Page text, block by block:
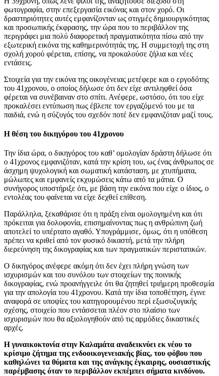
φωτογραφία, στην επεξεργασία εικόνας και στον χορό. Οι
δραστηριότητες αυτές εμφανίζονταν ως στιγμές δημιουργικότητας
και προσωπικής έκφρασης, την ώρα που το περιβάλλον της
περιγράφει μια πολύ διαφορετική πραγματικότητα πίσω από την
εξωτερική εικόνα της καθημερινότητάς της. Η συμμετοχή της στη
σχολή χορού φέρεται, επίσης, να προκαλούσε ζήλια και νέες
εντάσεις.
Στοιχεία για την εικόνα της οικογένειας μετέφερε και ο εργοδότης
του 41χρονου, ο οποίος δήλωσε ότι δεν είχε αντιληφθεί όσα
φέρεται να συνέβαιναν στο σπίτι. Ανέφερε, ωστόσο, ότι του είχε
προκαλέσει εντύπωση πως έβλεπε τον εργαζόμενό του με τα
παιδιά, ενώ η σύζυγός του σχεδόν ποτέ δεν εμφανιζόταν μαζί τους.
Η θέση του δικηγόρου του 41χρονου
Την ίδια ώρα, ο δικηγόρος του καθ’ ομολογίαν δράστη δήλωσε ότι
ο 41χρονος εμφανιζόταν, κατά την κρίση του, ως ένας άνθρωπος σε
άσχημη ψυχολογική και σωματική κατάσταση, με χτυπήματα,
μώλωπες και εμφανείς εκχυμώσεις κάτω από τα μάτια. Ο
συνήγορος υποστήριξε ότι, με βάση την εικόνα που είχε ο ίδιος, ο
εντολέας του φαίνεται να είχε δεχθεί επίθεση.
Παράλληλα, ξεκαθάρισε ότι η πράξη είναι ομολογημένη και ότι
πρόκειται για δολοφονία, επισημαίνοντας πως η ανθρώπινη ζωή
αποτελεί το υπέρτατο αγαθό. Υπογράμμισε, όμως, ότι η υπόθεση
πρέπει να κριθεί από τον φυσικό δικαστή, μετά την πλήρη
διερεύνηση της δικογραφίας και των πραγματικών περιστατικών.
Ο δικηγόρος ανέφερε ακόμη ότι δεν έχει πλήρη γνώση των
ισχυρισμών και του συνόλου των στοιχείων της ποινικής
δικογραφίας, ενώ προανήγγειλε ότι θα ζητηθεί τριήμερη προθεσμία
για την απολογία του 41χρονου. Κατά την ίδια τοποθέτηση, έγινε
αναφορά σε υποψίες του κατηγορουμένου περί εξωσυζυγικής
σχέσης, στοιχείο που εντάσσεται πλέον στο πλαίσιο των
ισχυρισμών που θα αξιολογηθούν από τις αρμόδιες δικαστικές
αρχές.
Η γυναικοκτονία στην Καλαμάτα αναδεικνύει εκ νέου το
κρίσιμο ζήτημα της ενδοοικογενειακής βίας, του φόβου που
καθηλώνει τα θύματα και της ανάγκης έγκαιρης, ουσιαστικής
παρέμβασης όταν το περιβάλλον εκπέμπει σήματα κινδύνου.